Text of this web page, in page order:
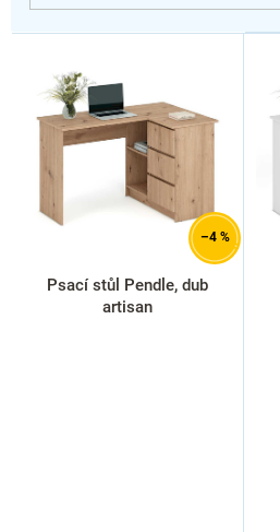
V
–4 %
Psací stůl Pendle, dub
artisan